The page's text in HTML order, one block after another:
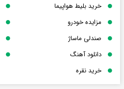
خرید بلیط هواپیما
مزایده خودرو
صندلی ماساژ
دانلود آهنگ
خرید نقره